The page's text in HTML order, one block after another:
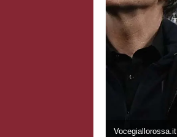
Vocegiallorossa.it